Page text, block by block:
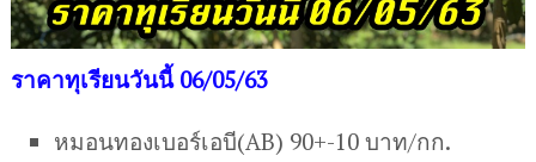
ราคาทุเรียนวันนี้ 06/05/63
หมอนทองเบอร์เอบี(AB) 90+-10 บาท/กก.